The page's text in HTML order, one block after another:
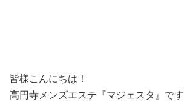
皆様こんにちは！
高円寺メンズエステ『マジェスタ』です